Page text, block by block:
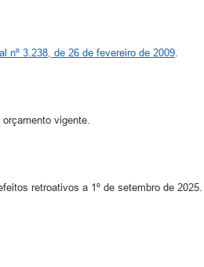
nº 3.238, de 26 de fevereiro de 2009.
vigente.
retroativos a 1º de setembro de 2025.